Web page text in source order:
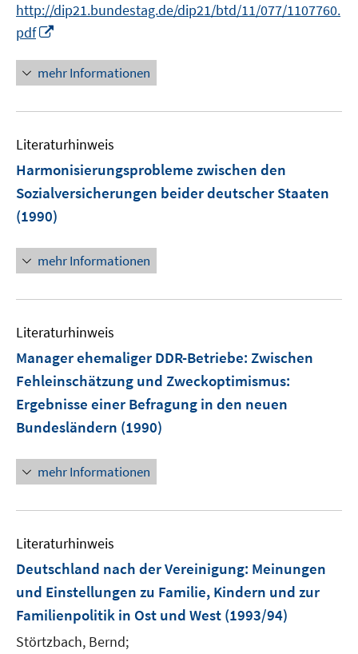
r
f
f
e
http://dip21.bundestag.de/dip21/btd/11/077/1107760.
pdf
n
e
u
m
F
n
s
e
r
ö
f
n
e
mehr Informationen
Literaturhinweis
Harmonisierungsprobleme zwischen den
Sozialversicherungen beider deutscher Staaten
(1990)
mehr Informationen
Literaturhinweis
Manager ehemaliger DDR-Betriebe: Zwischen
Fehleinschätzung und Zweckoptimismus:
Ergebnisse einer Befragung in den neuen
Bundesländern (1990)
mehr Informationen
Literaturhinweis
Deutschland nach der Vereinigung: Meinungen
und Einstellungen zu Familie, Kindern und zur
Familienpolitik in Ost und West (1993/94)
Störtzbach, Bernd;